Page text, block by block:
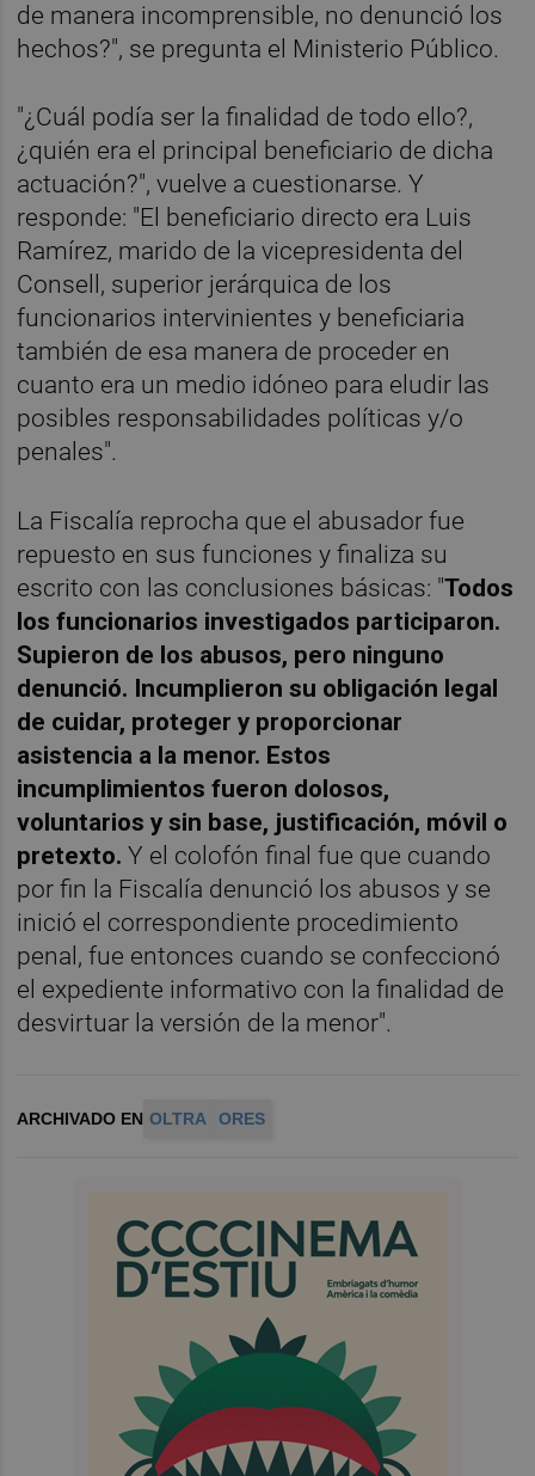
de manera incomprensible, no denunció los
hechos?", se pregunta el Ministerio Público.
"¿Cuál podía ser la finalidad de todo ello?,
¿quién era el principal beneficiario de dicha
actuación?", vuelve a cuestionarse. Y
responde: "El beneficiario directo era Luis
Ramírez, marido de la vicepresidenta del
Consell, superior jerárquica de los
funcionarios intervinientes y beneficiaria
también de esa manera de proceder en
cuanto era un medio idóneo para eludir las
posibles responsabilidades políticas y/o
penales".
La Fiscalía reprocha que el abusador fue
repuesto en sus funciones y finaliza su
escrito con las conclusiones básicas: "Todos
los funcionarios investigados participaron.
Supieron de los abusos, pero ninguno
denunció. Incumplieron su obligación legal
de cuidar, proteger y proporcionar
asistencia a la menor. Estos
incumplimientos fueron dolosos,
voluntarios y sin base, justificación, móvil o
pretexto. Y el colofón final fue que cuando
por fin la Fiscalía denunció los abusos y se
inició el correspondiente procedimiento
penal, fue entonces cuando se confeccionó
el expediente informativo con la finalidad de
desvirtuar la versión de la menor".
ARCHIVADO EN OLTRA ORES